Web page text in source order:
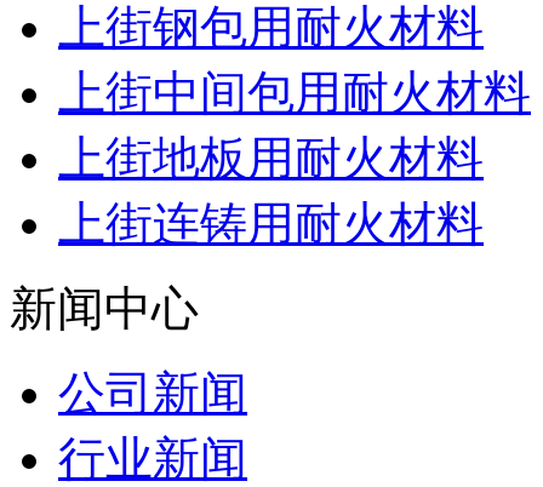
上街钢包用耐火材料
上街中间包用耐火材料
上街地板用耐火材料
上街连铸用耐火材料
新闻中心
公司新闻
行业新闻